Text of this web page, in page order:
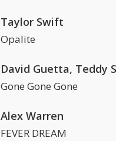
Taylor Swift
Opalite
Gone Gone Gone
Alex Warren
FEVER DREAM